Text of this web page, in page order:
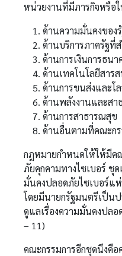
หน่วยงานที่มีภารกิจหรือ
ด้านความมั่นคงของ
ด้านบริการภาครัฐที่
ด้านการเงินการธนา
ด้านเทคโนโลยีสาร
ด้านการขนส่งและโ
ด้านพลังงานและสา
ด้านการสาธารณสุข
ด้านอื่นตามที่คณะกร
กฎหมายกำหนดให้ให้มีค
ภัยคุกคามทางไซเบอร์ ชุ
มั่นคงปลอดภัยไซเบอร์แ
โดยมีนายกรัฐมนตรีเป็น
ดูแลเรื่องความมั่นคงปล
– 11)
คณะกรรมการอีกชุดนึงคื